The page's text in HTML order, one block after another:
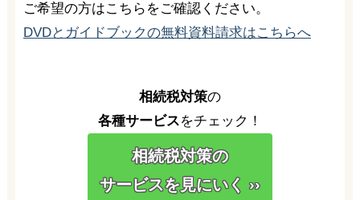
ご希望の方はこちらをご確認ください。
DVDとガイドブックの無料資料請求はこちらへ
相続税対策の
各種サービスをチェック！
相続税対策の
サービスを見にいく ››